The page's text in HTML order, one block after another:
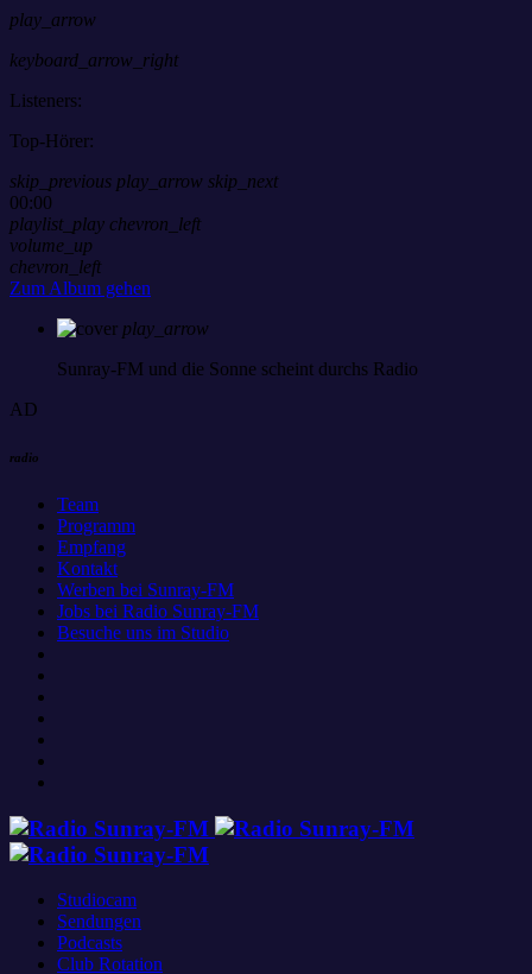
play_arrow
keyboard_arrow_right
Listeners:
Top-Hörer:
skip_previous play_arrow skip_next
00:00
playlist_play chevron_left
volume_up
chevron_left
Zum Album gehen
play_arrow
Sunray-FM und die Sonne scheint durchs Radio
AD
radio
Team
Programm
Empfang
Kontakt
Werben bei Sunray-FM
Jobs bei Radio Sunray-FM
Besuche uns im Studio
Studiocam
Sendungen
Podcasts
Club Rotation